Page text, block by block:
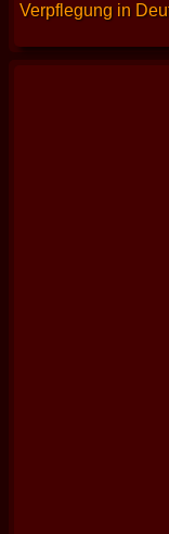
Verpflegung in